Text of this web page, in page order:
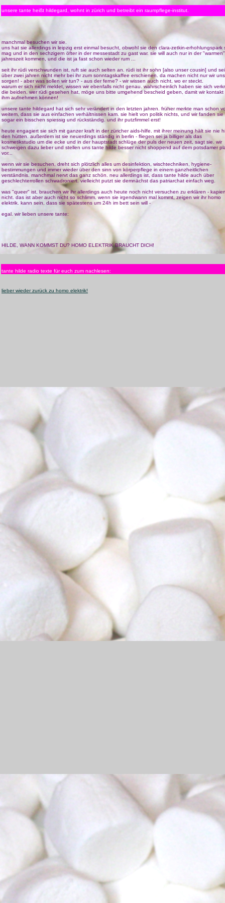
unsere tante heißt hildegard, wohnt in zürich und betreibt ein raumpflege-institut.
manchmal besuchen wir sie.
uns hat sie allerdings in leipzig erst einmal besucht, obwohl sie den clara-zetkin-erhohlungspark
mag und in den sechzigern öfter in der messestadt zu gast war. sie will auch nur in der "warmen"
jahreszeit kommen, und die ist ja fast schon wieder rum ...
seit ihr rüdi verschwunden ist, ruft sie auch selten an. rüdi ist ihr sohn [also unser cousin] und
über zwei jahren nicht mehr bei ihr zum sonntagskaffee erschienen. da machen nicht nur wir uns
sorgen! - aber was sollen wir tun? - aus der ferne? - wir wissen auch nicht, wo er steckt.
warum er sich nicht meldet, wissen wir ebenfalls nicht genau. wahrscheinlich haben sie sich
die beiden. wer rüdi gesehen hat, möge uns bitte umgehend bescheid geben, damit wir kontakt
ihm aufnehmen können!
unsere tante hildegard hat sich sehr verändert in den letzten jahren. früher merkte man schon
weitem, dass sie aus einfachen verhältnissen kam. sie hielt von politik nichts, und wir fanden sie
sogar ein bisschen spiessig und rückständig. und ihr putzfimmel erst!
heute engagiert sie sich mit ganzer kraft in der züricher aids-hilfe. mit ihrer meinung hält sie nie
den hütten. außerdem ist sie neuerdings ständig in berlin - fliegen sei ja billiger als das
kosmetikstudio um die ecke und in der hauptstadt schlüge der puls der neuen zeit, sagt sie. wir
schweigen dazu lieber und stellen uns tante hilde besser nicht shoppend auf dem potsdamer
vor...
wenn wir sie besuchen, dreht sich plötzlich alles um desinfektion, wischtechniken, hygiene-
bestimmungen und immer wieder über den sinn von körperpflege in einem ganzheitlichen
verständnis. manchmal nervt das ganz schön. neu allerdings ist, dass tante hilde auch über
geschlechterrollen schwadroniert. vielleicht putzt sie demnächst das patriarchat einfach weg.
was "queer" ist, brauchen wir ihr allerdings auch heute noch nicht versuchen zu erklären -
nicht. das ist aber auch nicht so schlimm. wenn sie irgendwann mal kommt, zeigen wir ihr homo
elektrik. kann sein, dass sie spätestens um 24h im bett sein will -
egal. wir lieben unsere tante:
HILDE, WANN KOMMST DU? HOMO ELEKTRIK BRAUCHT DICH!
tante hilde radio texte für euch zum nachlesen:
lieber wieder zurück zu homo elektrik!